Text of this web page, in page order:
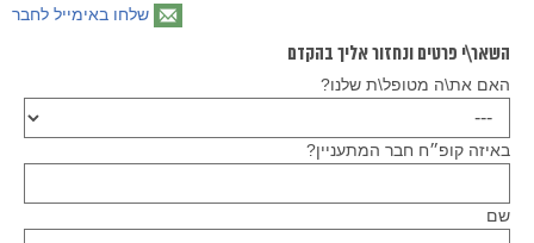
שלחו באימייל לחבר
השאר\י פרטים ונחזור אליך בהקדם
האם את\ה מטופל\ת שלנו?
באיזה קופ״ח חבר המתעניין?
שם